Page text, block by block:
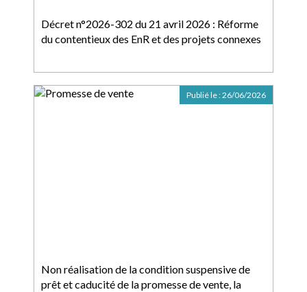
Décret n°2026-302 du 21 avril 2026 : Réforme
du contentieux des EnR et des projets connexes
Non réalisation de la condition suspensive de
prêt et caducité de la promesse de vente, la
Publié le :26/06/2026